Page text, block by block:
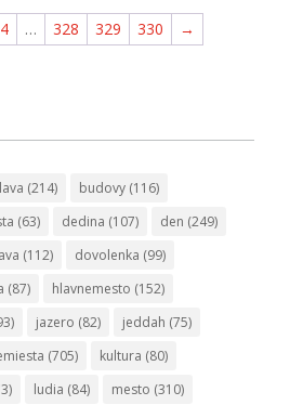
4 … 328 329 330 →
(214) budovy(116)
(63) dedina (107) den (249)
(112) dovolenka (99)
(87) hlavnemesto (152)
jazero (82) jeddah (75)
(705) kultura (80)
ludia (84) mesto (310)